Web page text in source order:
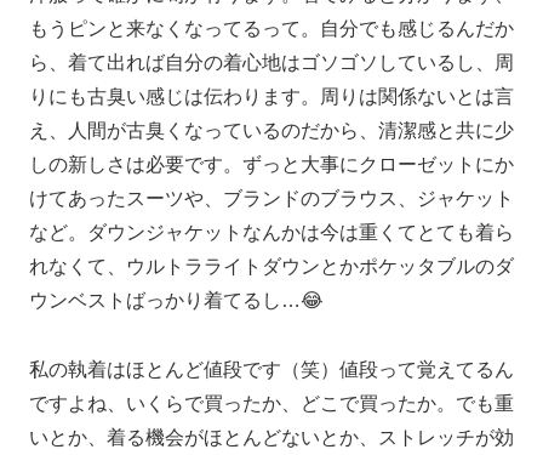
もうピンと来なくなってるって。自分でも感じるんだか
ら、着て出れば自分の着心地はゴソゴソしているし、周
りにも古臭い感じは伝わります。周りは関係ないとは言
え、人間が古臭くなっているのだから、清潔感と共に少
しの新しさは必要です。ずっと大事にクローゼットにか
けてあったスーツや、ブランドのブラウス、ジャケット
など。ダウンジャケットなんかは今は重くてとても着ら
れなくて、ウルトラライトダウンとかポケッタブルのダ
ウンベストばっかり着てるし…😂
私の執着はほとんど値段です（笑）値段って覚えてるん
ですよね、いくらで買ったか、どこで買ったか。でも重
いとか、着る機会がほとんどないとか、ストレッチが効